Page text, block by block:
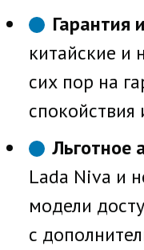
Гарантия
китайские и
сих пор на
Льготное
Lada Niva и
модели
с